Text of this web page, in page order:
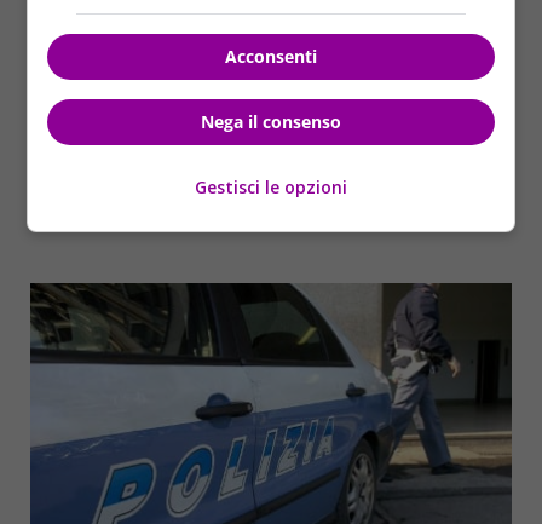
Acconsenti
Nega il consenso
Gestisci le opzioni